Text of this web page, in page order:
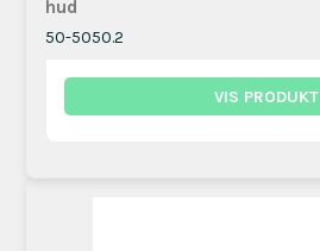
hud
50-5050.2
VIS PRODUKT